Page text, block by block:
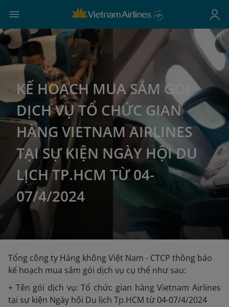
KẾ HOẠCH MUA SẮM GÓI
DỊCH VỤ TỔ CHỨC GIAN
HÀNG VIETNAM AIRLINES
TẠI SỰ KIỆN NGÀY HỘI DU
LỊCH TP.HCM TỪ 04-
07/4/2024
Tổng công ty Hàng không Việt Nam - CTCP thông báo
kế hoạch mua sắm gói dịch vụ cụ thể như sau:
+ Tên gói dịch vụ: Tổ chức gian hàng Vietnam Airlines
tại sự kiện Ngày hội Du lịch Tp.HCM từ 04-07/4/2024